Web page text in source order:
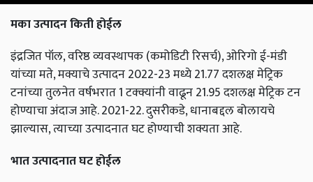
मका उत्पादन किती होईल
इंद्रजित पॉल, वरिष्ठ व्यवस्थापक (कमोडिटी रिसर्च), ओरिगो ई-मंडी
यांच्या मते, मक्याचे उत्पादन 2022-23 मध्ये 21.77 दशलक्ष मेट्रिक
टनांच्या तुलनेत वर्षभरात 1 टक्क्यांनी वाढून 21.95 दशलक्ष मेट्रिक टन
होण्याचा अंदाज आहे. 2021-22. दुसरीकडे, धानाबद्दल बोलायचे
झाल्यास, त्याच्या उत्पादनात घट होण्याची शक्यता आहे.
भात उत्पादनात घट होईल